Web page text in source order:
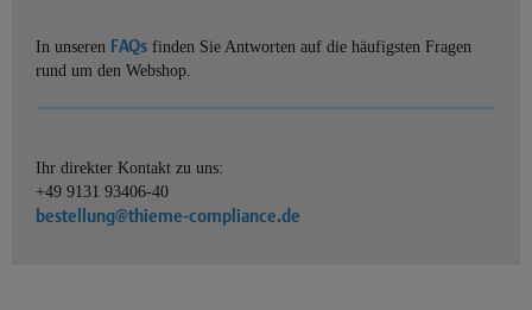
In unseren FAQs finden Sie Antworten auf die häufigsten Fragen
rund um den Webshop.
Ihr direkter Kontakt zu uns:
+49 9131 93406-40
bestellung@thieme-compliance.de